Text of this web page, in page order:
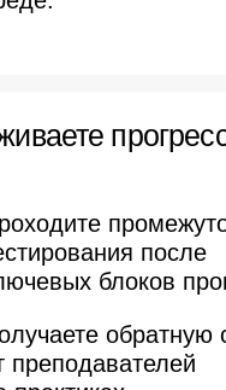
спланировать обучение.